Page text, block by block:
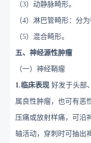
（3）动静脉畸形。
（4）淋巴管畸形：分
（5）混合畸形。
五、神经源性肿瘤
（一）神经鞘瘤
1.临床表现 好发于头部
属良性肿瘤，也可有恶
压痛或放射样痛，可沿
轴活动，穿刺时可抽出